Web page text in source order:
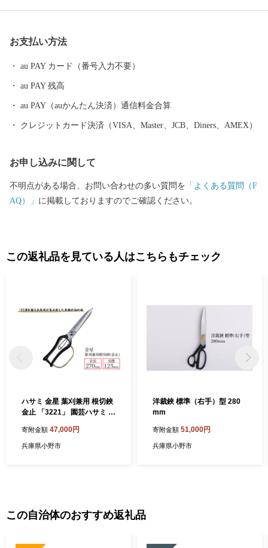
みいただいた新規寄附につきましては通常よりも対応にお時間を
（水）以降、順次発行・郵送いたします。 返礼品の配送：通常よ
りお届けにお時間をいただく場合がございます。 ご寄附をご検討
中の皆さまにはご不便をおかけいたしますが、何卒ご理解賜りま
お支払い方法
au PAY カード（番号入力不要）
au PAY 残高
au PAY（auかんたん決済）通信料金合算
クレジットカード決済（VISA、Master、JCB、Diners、AMEX）
お申し込みに関して
不明点がある場合、お問い合わせの多い質問を 「よくある質問（F
AQ）」 に掲載しておりますのでご確認ください。
この返礼品を見ている人はこちらもチェック
ハサミ 金星 葉刈兼用 根切鋏
金止 「3221」 園芸ハサミ 園
刃 ツール 道具 盆栽 庭 家庭
菜園 園芸 園芸用品 ガーデニ
寄附金額 47,000円
兵庫県小野市
洋裁鋏 標準（右手）型 280
mm
寄附金額 51,000円
兵庫県小野市
この自治体のおすすめ返礼品